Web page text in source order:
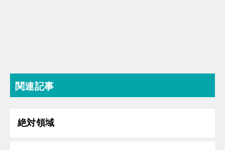
関連記事
絶対領域